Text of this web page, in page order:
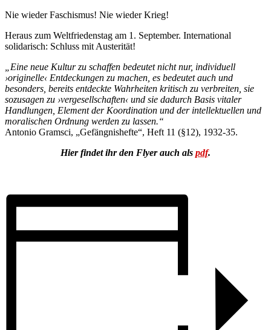
Nie wieder Faschismus! Nie wieder Krieg!
Heraus zum Weltfriedenstag am 1. September. International
solidarisch: Schluss mit Austerität!
„Eine neue Kultur zu schaffen bedeutet nicht nur, individuell
›originelle‹ Entdeckungen zu machen, es bedeutet auch und
besonders, bereits entdeckte Wahrheiten kritisch zu verbreiten, sie
sozusagen zu ›vergesellschaften‹ und sie dadurch Basis vitaler
Handlungen, Element der Koordination und der intellektuellen und
moralischen Ordnung werden zu lassen.“
Antonio Gramsci, „Gefängnishefte“, Heft 11 (§12), 1932-35.
Hier findet ihr den Flyer auch als pdf.